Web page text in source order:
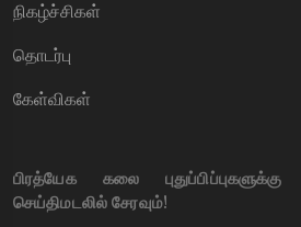
நிகழ்ச்சிகள்
தொடர்பு
கேள்விகள்
பிரத்யேக கலை
செய்திமடலில் சேரவும்!